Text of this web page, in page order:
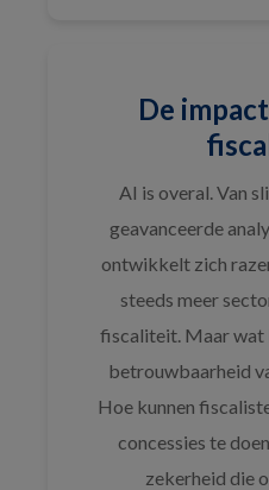
De
AI is overal. Van
geavanceerde
ontwikkelt zich
steeds meer
fiscaliteit. Maar wat
betrouwbaarheid
Hoe kunnen
concessies te
zekerheid die